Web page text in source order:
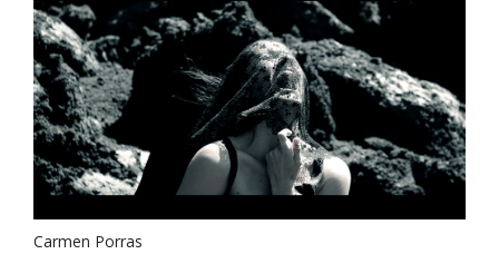
Carmen Porras